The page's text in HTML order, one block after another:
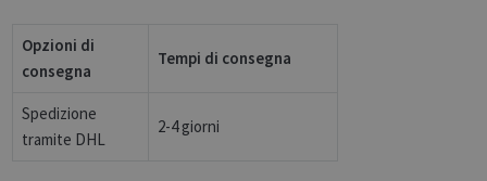
Opzioni di
consegna
Tempi di consegna
Spedizione
tramite DHL
2-4 giorni